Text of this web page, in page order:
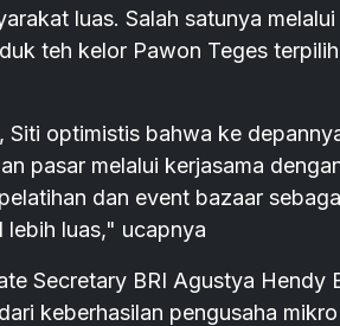
luas. Salah satunya
teh kelor Pawon Teges
optimistis bahwa ke
pasar melalui kerjasama
dan event bazaar
lebih luas," ucapnya
Secretary BRI Agustya Hendy
keberhasilan pengusaha